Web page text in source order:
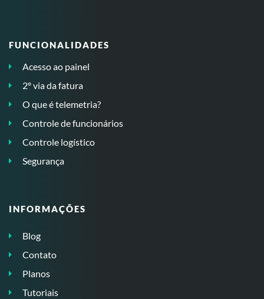
FUNCIONALIDADES
Acesso ao painel
2º via da fatura
O que é telemetria?
Controle de funcionários
Controle logístico
Segurança
INFORMAÇÕES
Blog
Contato
Planos
Tutoriais